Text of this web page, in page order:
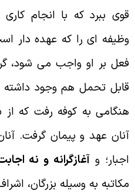
ببرد كه با انجام
اى را كه عهده دار
بر او واجب مى شود،
تحمل هم وجود داشته
به كوفه رفت كه از
عهد و پيمان گرفت.
وآغازگرانه و نه اجابت
به وسيله بزرگان،